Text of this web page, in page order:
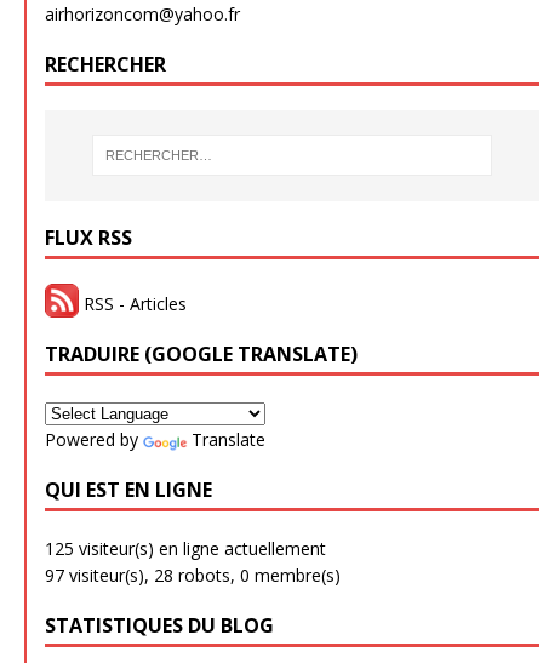
airhorizoncom@yahoo.fr
RECHERCHER
FLUX RSS
RSS - Articles
TRADUIRE (GOOGLE TRANSLATE)
Powered by Translate
QUI EST EN LIGNE
125 visiteur(s) en ligne actuellement
97 visiteur(s), 28 robots, 0 membre(s)
STATISTIQUES DU BLOG